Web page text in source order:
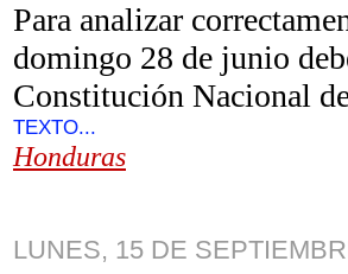
Para analizar
domingo 28 de junio
Constitución Nacional
TEXTO...
Honduras
LUNES, 15 DE